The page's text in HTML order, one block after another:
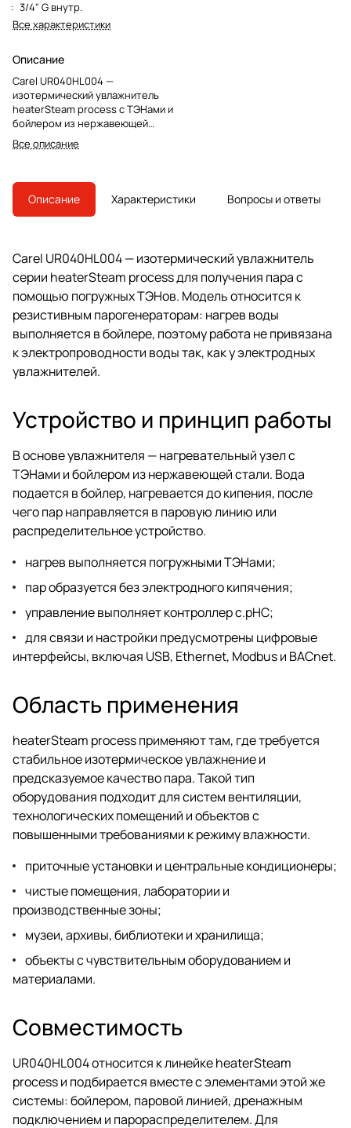
: 3/4" G внутр.
Все характеристики
Описание
Carel UR040HL004 —
изотермический увлажнитель
heaterSteam process с ТЭНами и
бойлером из нержавеющей
стали для систем вентиляции,
технологических помещений и
влажности.
Все описание
Описание Характеристики Вопросы и ответы
Carel UR040HL004 — изотермический увлажнитель
серии heaterSteam process для получения пара с
помощью погружных ТЭНов. Модель относится к
резистивным парогенераторам: нагрев воды
выполняется в бойлере, поэтому работа не привязана
к электропроводности воды так, как у электродных
увлажнителей.
Устройство и принцип работы
В основе увлажнителя — нагревательный узел с
ТЭНами и бойлером из нержавеющей стали. Вода
подается в бойлер, нагревается до кипения, после
чего пар направляется в паровую линию или
распределительное устройство.
нагрев выполняется погружными ТЭНами;
пар образуется без электродного кипячения;
управление выполняет контроллер c.pHC;
для связи и настройки предусмотрены цифровые
интерфейсы, включая USB, Ethernet, Modbus и BACnet.
Область применения
heaterSteam process применяют там, где требуется
стабильное изотермическое увлажнение и
предсказуемое качество пара. Такой тип
оборудования подходит для систем вентиляции,
технологических помещений и объектов с
повышенными требованиями к режиму влажности.
приточные установки и центральные кондиционеры;
чистые помещения, лаборатории и
производственные зоны;
музеи, архивы, библиотеки и хранилища;
объекты с чувствительным оборудованием и
материалами.
Совместимость
UR040HL004 относится к линейке heaterSteam
process и подбирается вместе с элементами этой же
системы: бойлером, паровой линией, дренажным
подключением и парораспределителем. Для